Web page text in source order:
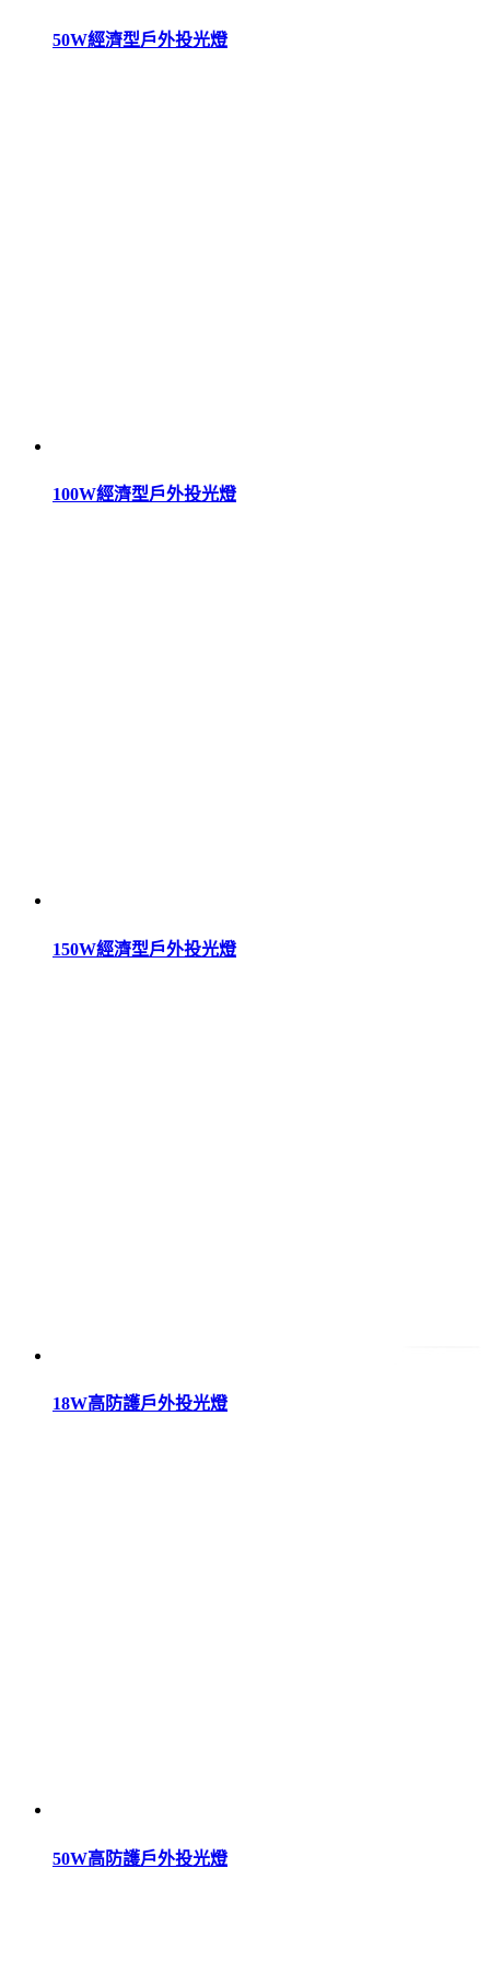
50W經濟型戶外投光燈
100W經濟型戶外投光燈
150W經濟型戶外投光燈
18W高防護戶外投光燈
50W高防護戶外投光燈